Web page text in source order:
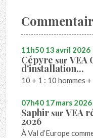
11h50 13 avril 2026
Cépyre surVEA
d'installation...
10 + 1 : 10 hommes
07h40 17mars 2026
Saphir surVEA
2026
À Val d’Europe